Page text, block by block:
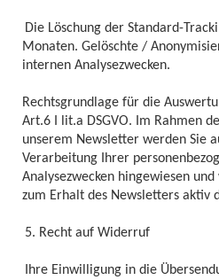
Die Löschung der Standard-
Monaten. Gelöschte /
internen Analysezwecken.
Rechtsgrundlage für die
Art.6 I lit.a DSGVO. Im Rahmen
unserem Newsletter werden Sie
Verarbeitung Ihrer
Analysezwecken hingewiesen
zum Erhalt des Newsletters aktiv
5. Recht auf Widerruf
Ihre Einwilligung in die